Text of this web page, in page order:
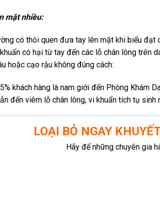
mặt nhiều:
có thói quen đưa tay lên mặt khi biểu
có hại từ tay đến các lỗ chân lông trên
hoặc cạo rậu không đúng cách:
khách hàng là nam giới đến Phòng Khám
đến viêm lỗ chân lông, vi khuẩn tích tụ sinh
LOẠI BỎ NGAY
Hãy để những chuyên gia